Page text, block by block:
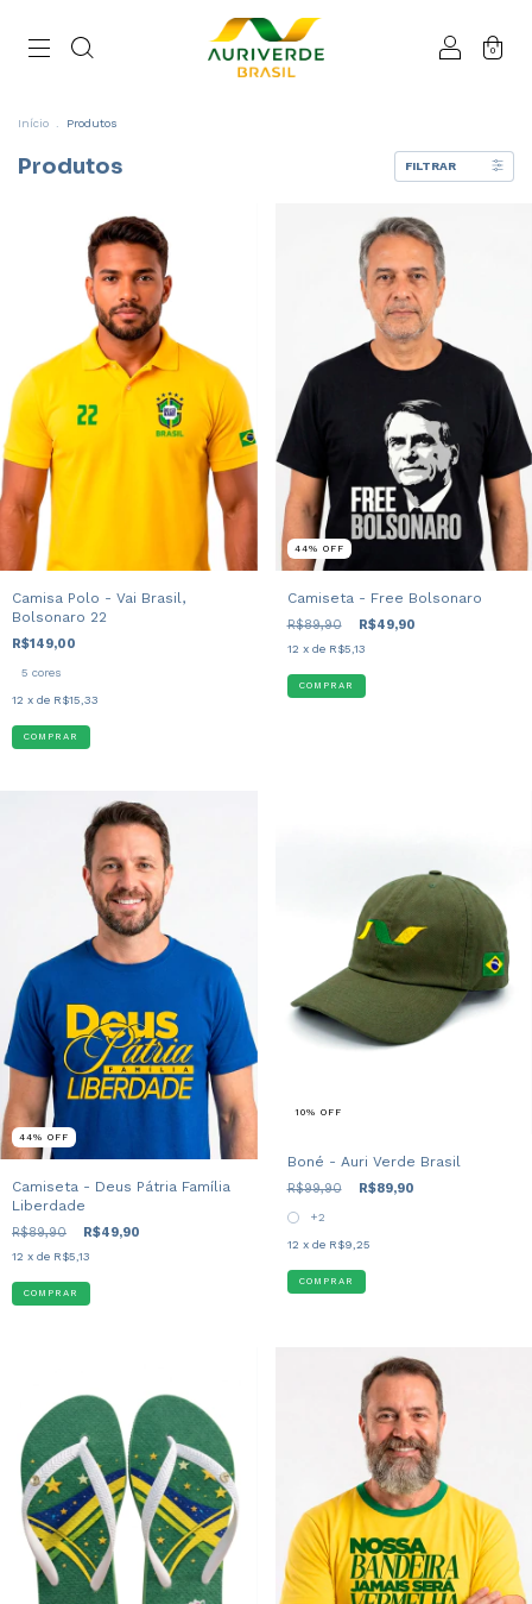
0
Início Produtos
Produtos FILTRAR
Camisa Polo - Vai Brasil,
Bolsonaro 22
R$149,00
5 cores
12 x de R$15,33
COMPRAR
44% OFF
Camiseta - Free Bolsonaro
R$89,90 R$49,90
12 x de R$5,13
COMPRAR
44% OFF
Camiseta - Deus Pátria Família
Liberdade
R$89,90 R$49,90
12 x de R$5,13
COMPRAR
10% OFF
Boné - Auri Verde Brasil
R$99,90 R$89,90
+2
12 x de R$9,25
COMPRAR